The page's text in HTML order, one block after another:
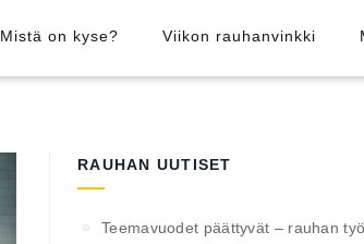
Mistä on kyse? Viikon rauhanvinkki
RAUHAN UUTISET
Teemavuodet päättyvät – rauhan